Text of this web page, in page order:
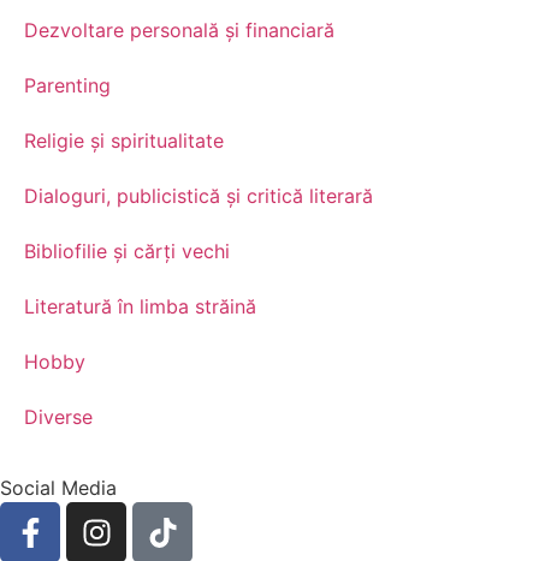
Dezvoltare personală şi financiară
Parenting
Religie și spiritualitate
Dialoguri, publicistică și critică literară
Bibliofilie și cărți vechi
Literatură în limba străină
Hobby
Diverse
Social Media